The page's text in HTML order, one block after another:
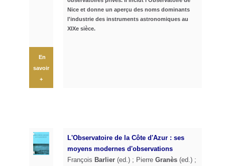
Nice et donne un aperçu des noms dominants
l'industrie des instruments astronomiques au
XIXe sièce.
En
savoir
+
L'Observatoire de la Côte d'Azur : ses
moyens modernes d'observations
François Barlier (ed.) ; Pierre Granès (ed.) ;